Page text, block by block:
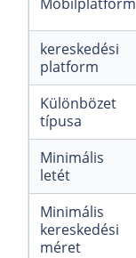
kereskedési
platform
Különbözet
típusa
Minimális
letét
Minimális
kereskedési
méret